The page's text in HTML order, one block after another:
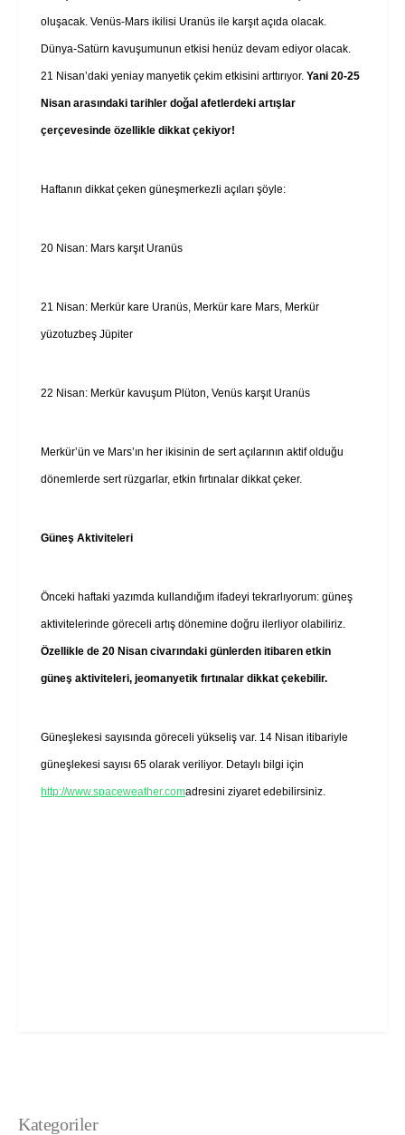
oluşacak. Venüs-Mars ikilisi Uranüs ile karşıt açıda olacak.
Dünya-Satürn kavuşumunun etkisi henüz devam ediyor olacak.
21 Nisan’daki yeniay manyetik çekim etkisini arttırıyor. Yani 20-25
Nisan arasındaki tarihler doğal afetlerdeki artışlar
çerçevesinde özellikle dikkat çekiyor!
Haftanın dikkat çeken güneşmerkezli açıları şöyle:
20 Nisan: Mars karşıt Uranüs
21 Nisan: Merkür kare Uranüs, Merkür kare Mars, Merkür
yüzotuzbeş Jüpiter
22 Nisan: Merkür kavuşum Plüton, Venüs karşıt Uranüs
Merkür’ün ve Mars’ın her ikisinin de sert açılarının aktif olduğu
dönemlerde sert rüzgarlar, etkin fırtınalar dikkat çeker.
Güneş Aktiviteleri
Önceki haftaki yazımda kullandığım ifadeyi tekrarlıyorum: güneş
aktivitelerinde göreceli artış dönemine doğru ilerliyor olabiliriz.
Özellikle de 20 Nisan civarındaki günlerden itibaren etkin
güneş aktiviteleri, jeomanyetik fırtınalar dikkat çekebilir.
Güneşlekesi sayısında göreceli yükseliş var. 14 Nisan itibariyle
güneşlekesi sayısı 65 olarak veriliyor. Detaylı bilgi için
http://www.spaceweather.comadresini ziyaret edebilirsiniz.
Kategoriler